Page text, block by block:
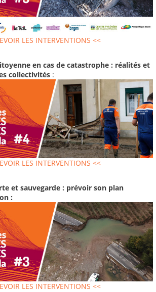
LES INTERVENTIONS <<
en cas de catastrophe : réalités et
collectivités :
LES INTERVENTIONS <<
et sauvegarde : prévoir son plan
:
LES INTERVENTIONS <<